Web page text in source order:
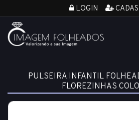
LOGIN
PULSEIRA INFANTIL
FLOREZINHAS